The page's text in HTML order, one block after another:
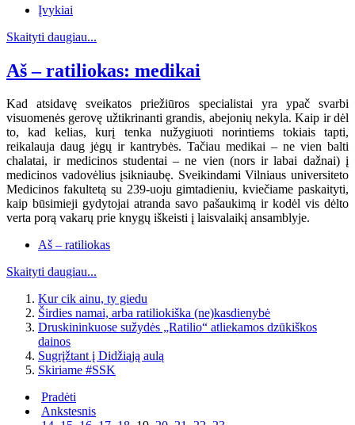
Įvykiai
Skaityti daugiau...
Aš – ratiliokas: medikai
Kad atsidavę sveikatos priežiūros specialistai yra ypač svarbi
visuomenės gerovę užtikrinanti grandis, abejonių nekyla. Kaip ir dėl
to, kad kelias, kurį tenka nužygiuoti norintiems tokiais tapti,
reikalauja daug jėgų ir kantrybės. Tačiau medikai – ne vien balti
chalatai, ir medicinos studentai – ne vien (nors ir labai dažnai) į
medicinos vadovėlius įsikniaubę. Sveikindami Vilniaus universiteto
Medicinos fakultetą su 239-uoju gimtadieniu, kviečiame paskaityti,
kaip būsimieji gydytojai atranda savo pašaukimą ir kodėl vis dėlto
verta porą vakarų prie knygų iškeisti į laisvalaikį ansamblyje.
Aš – ratiliokas
Skaityti daugiau...
Kur cik ainu, ty giedu
Širdies namai, arba ratiliokiška (ne)kasdienybė
Druskininkuose sužydės „Ratilio“ atliekamos dzūkiškos
dainos
Sugrįžtant į Didžiąją aulą
Skiriame #SSK
Pradėti
Ankstesnis